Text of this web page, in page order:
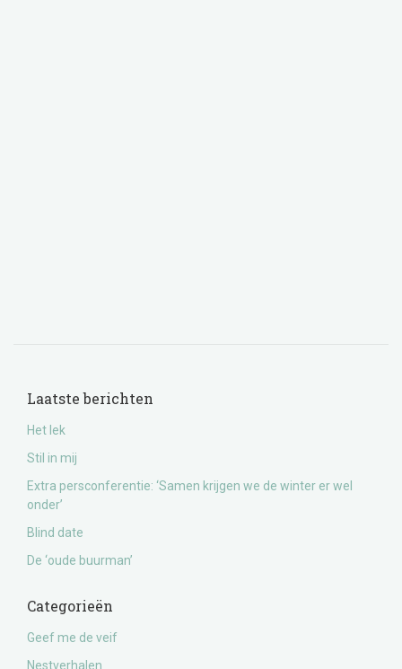
Laatste berichten
Het lek
Stil in mij
Extra persconferentie: ‘Samen krijgen we de winter er wel
onder’
Blind date
De ‘oude buurman’
Categorieën
Geef me de veif
Nestverhalen